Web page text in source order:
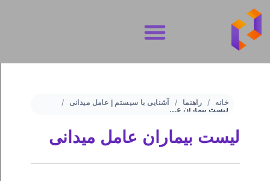
خانه راهنما
آشنایی با سیستم | عامل میدانی
لیست بیماران عامل میدانی
لیست بیماران عامل میدانی